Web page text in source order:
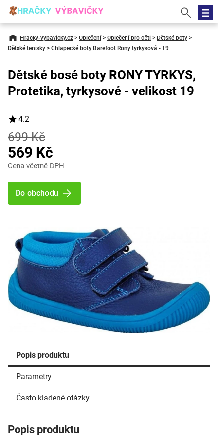
Hracky-vybavicky.cz > Oblečení > Oblečení pro děti > Dětské boty >
Dětské tenisky > Chlapecké boty Barefoot Rony tyrkysová - 19
Popis produktu
Parametry
Často kladené otázky
Popis produktu
Dětské bosé boty RONY TYRKYS,
Protetika, tyrkysové - velikost 19
4.2
699 Kč
569 Kč
Cena včetně DPH
Do obchodu